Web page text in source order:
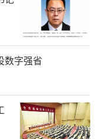
手”到投身医
数字强省